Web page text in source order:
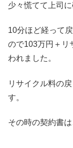
少々慌てて上司
10分ほど経って
ので103万円＋リ
われました。
リサイクル料の
す。
その時の契約書は